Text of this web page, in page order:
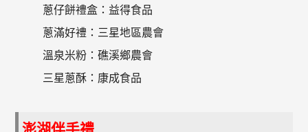
蔥仔餅禮盒：益得食品
蔥滿好禮：三星地區農會
溫泉米粉：礁溪鄉農會
三星蔥酥：康成食品